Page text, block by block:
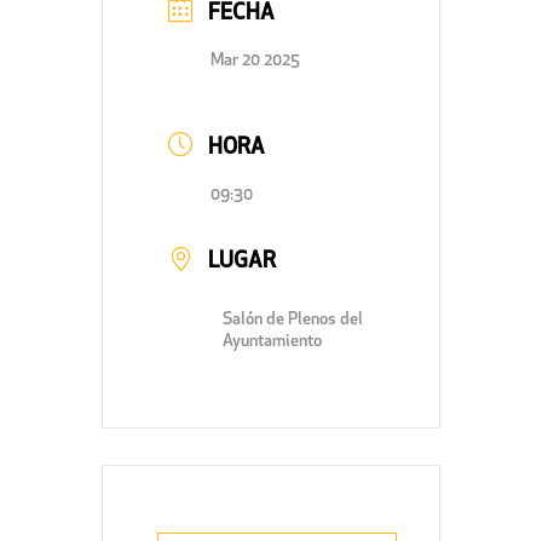
FECHA
Mar 20 2025
HORA
09:30
LUGAR
Salón de Plenos del
Ayuntamiento